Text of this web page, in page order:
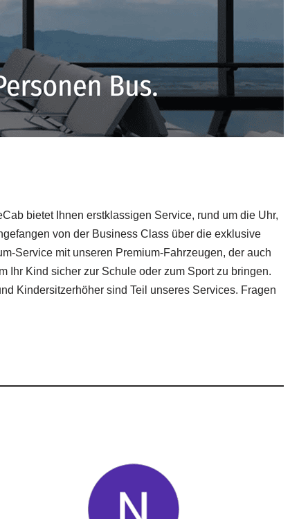
bietet Ihnen erstklassigen Service, rund um die Uhr,
von der Business Class über die exklusive
Service mit unseren Premium-Fahrzeugen, der auch
Ihr Kind sicher zur Schule oder zum Sport zu bringen.
Kindersitzerhöher sind Teil unseres Services. Fragen